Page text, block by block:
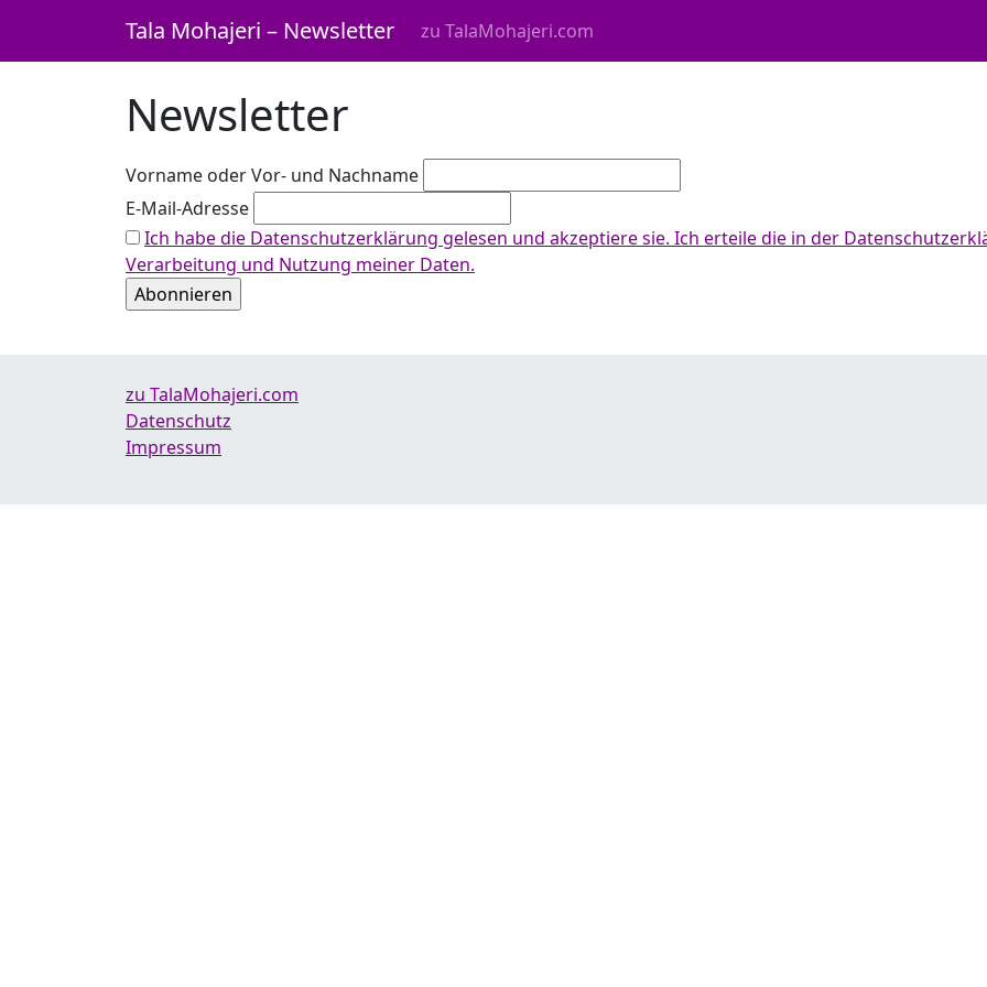
Hauptnavigation
Tala Mohajeri – Newsletter zu TalaMohajeri.com
Newsletter
Vorname oder Vor- und Nachname
E-Mail-Adresse
Ich habe die Datenschutzerklärung gelesen und akzeptiere sie. Ich erteile die in der
Verarbeitung und Nutzung meiner Daten.
zu TalaMohajeri.com
Datenschutz
Impressum